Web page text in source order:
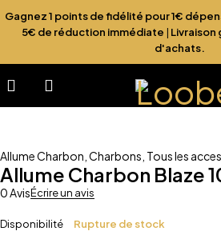
Gagnez 1 points de fidélité pour 1€
5€ de réduction immédiate | Livraison
d'achats.
Allume Charbon Charbons Tous les
Allume Charbon Blaze
0 AvisÉcrire un avis
Disponibilité Rupture de stock